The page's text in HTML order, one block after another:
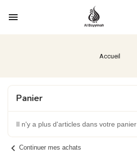
menu
Accueil
Panier
Il n'y a plus d'articles dans votre panier
chevron_left Continuer mes achats